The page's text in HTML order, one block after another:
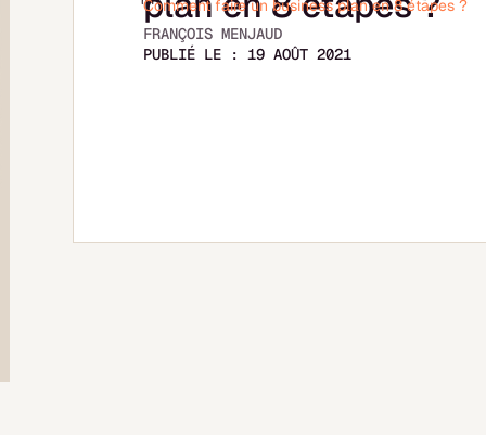
Comment faire un business plan en 8 étapes ?
FRANÇOIS MENJAUD
PUBLIÉ LE : 19 AOÛT 2021